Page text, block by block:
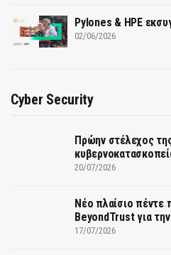
Pylones & HPE
02/06/2026
Cyber Security
Πρώην στέλεχος
20/07/2026
Νέο πλαίσιο
BeyondTrust για
17/07/2026